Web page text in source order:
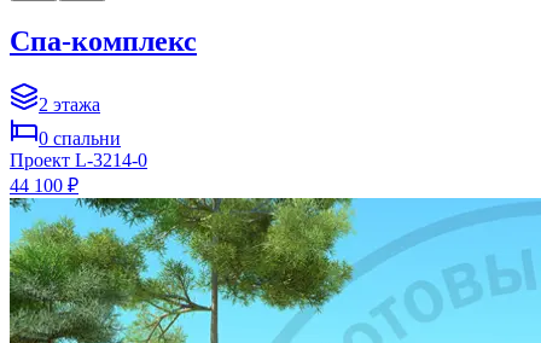
Спа-комплекс
2 этажа
0 спальни
Проект L-3214-0
44 100 ₽